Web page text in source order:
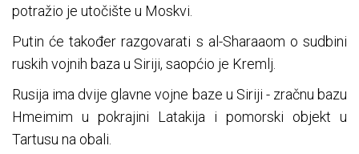
potražio je utočište u Moskvi.
Putin će također razgovarati s al-Sharaaom o sudbini
ruskih vojnih baza u Siriji, saopćio je Kremlj.
Rusija ima dvije glavne vojne baze u Siriji - zračnu bazu
Hmeimim u pokrajini Latakija i pomorski objekt u
Tartusu na obali.